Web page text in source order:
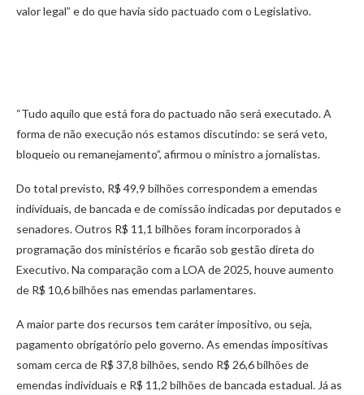
valor legal” e do que havia sido pactuado com o Legislativo.
“Tudo aquilo que está fora do pactuado não será executado. A
forma de não execução nós estamos discutindo: se será veto,
bloqueio ou remanejamento”, afirmou o ministro a jornalistas.
Do total previsto, R$ 49,9 bilhões correspondem a emendas
individuais, de bancada e de comissão indicadas por deputados e
senadores. Outros R$ 11,1 bilhões foram incorporados à
programação dos ministérios e ficarão sob gestão direta do
Executivo. Na comparação com a LOA de 2025, houve aumento
de R$ 10,6 bilhões nas emendas parlamentares.
A maior parte dos recursos tem caráter impositivo, ou seja,
pagamento obrigatório pelo governo. As emendas impositivas
somam cerca de R$ 37,8 bilhões, sendo R$ 26,6 bilhões de
emendas individuais e R$ 11,2 bilhões de bancada estadual. Já as